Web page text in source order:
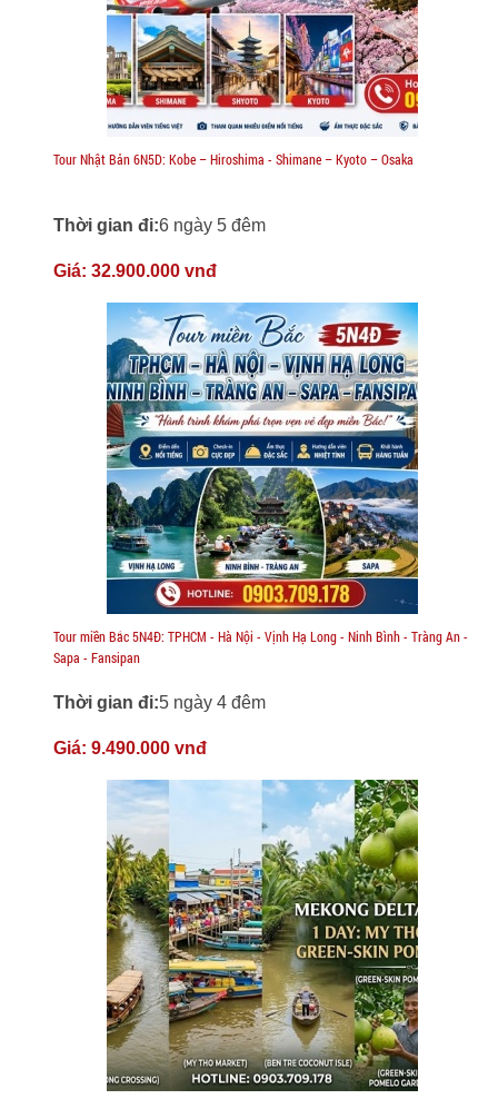
Tour Nhật Bản 6N5D: Kobe – Hiroshima - Shimane – Kyoto – Osaka
Thời gian đi:6 ngày 5 đêm
Giá: 32.900.000 vnđ
Tour miền Bắc 5N4Đ: TPHCM - Hà Nội - Vịnh Hạ Long - Ninh Bình - Tràng An -
Sapa - Fansipan
Thời gian đi:5 ngày 4 đêm
Giá: 9.490.000 vnđ